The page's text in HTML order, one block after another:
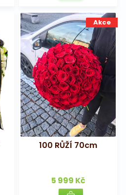
Akce
100 RŮŽÍ 70cm
5 999 Kč